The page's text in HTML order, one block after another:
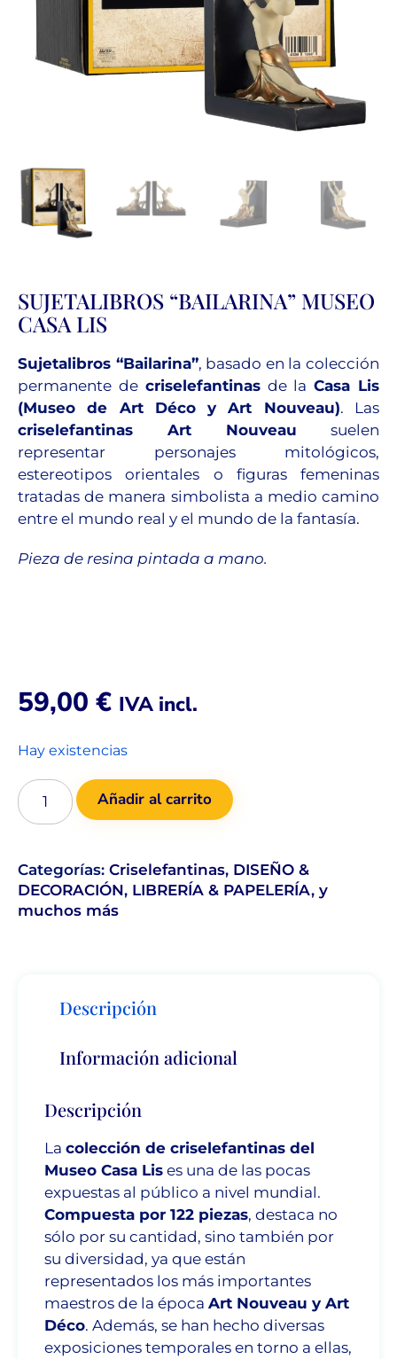
SUJETALIBROS “BAILARINA” MUSEO
CASA LIS
Sujetalibros “Bailarina”, basado en la colección
permanente de criselefantinasde laCasa Lis
(Museo de Art Déco y Art Nouveau). Las
criselefantinas Art Nouveau suelen
representar personajes mitológicos,
estereotipos orientales o figuras femeninas
tratadas de manera simbolista a medio camino
entre el mundo real y el mundo de la fantasía.
Pieza de resina pintada a mano.
59,00 € IVA incl.
Hay existencias
Añadir al carrito
Categorías: Criselefantinas, DISEÑO &
DECORACIÓN, LIBRERÍA & PAPELERÍA, y
muchos más
Descripción
Información adicional
Descripción
La colección de criselefantinas del
Museo Casa Lis es una de las pocas
expuestas al público a nivel mundial.
Compuesta por 122 piezas, destaca no
sólo por su cantidad, sino también por
su diversidad, ya que están
representados los más importantes
maestros de la época Art Nouveau y Art
Déco. Además, se han hecho diversas
exposiciones temporales en torno a ellas,